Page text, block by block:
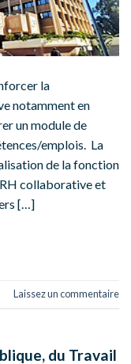
la
notamment en
un module de
emplois. La
de la fonction
RH collaborative et
[…]
Laissez un commentaire
du Travail